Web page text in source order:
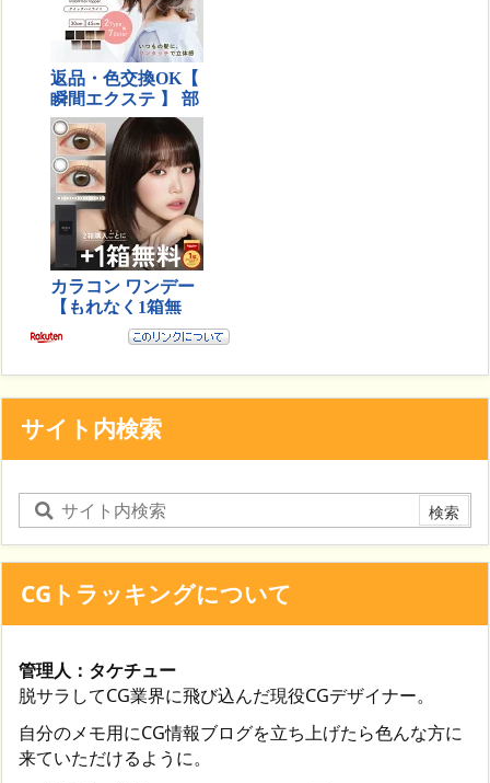
サイト内検索
CGトラッキングについて
管理人：タケチュー
脱サラしてCG業界に飛び込んだ現役CGデザイナー。
自分のメモ用にCG情報ブログを立ち上げたら色んな方に
来ていただけるように。